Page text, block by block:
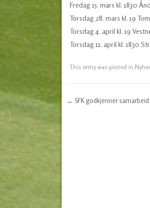
Fredag 15. mars kl. 1830
Torsdag 28. mars kl. 19
Torsdag 4. april kl. 19
Torsdag 11. april kl. 1830
This entry was posted in
← SFK godkjenner samarbeid